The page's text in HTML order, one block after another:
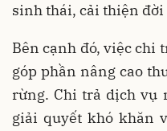
sinh thái, cải thiện
Bên cạnh đó, việc chi
góp phần nâng cao
rừng. Chi trả dịch vụ
giải quyết khó khăn